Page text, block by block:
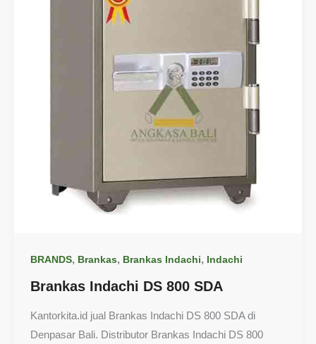
BRANDS, Brankas, Brankas Indachi, Indachi
Brankas Indachi DS 800 SDA
Kantorkita.id jual Brankas Indachi DS 800 SDA di
Denpasar Bali. Distributor Brankas Indachi DS 800